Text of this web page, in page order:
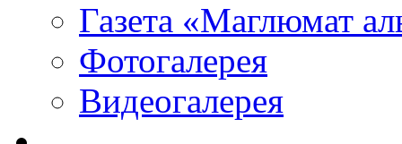
Газета «Маглюмат
Фотогалерея
Видеогалерея